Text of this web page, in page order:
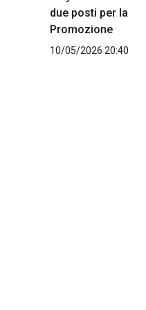
due posti per la
Promozione
10/05/2026 20:40